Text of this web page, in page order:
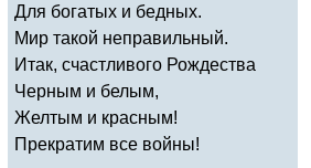
Для богатых и бедных.
Мир такой неправильный.
Итак, счастливого Рождества
Черным и белым,
Желтым и красным!
Прекратим все войны!